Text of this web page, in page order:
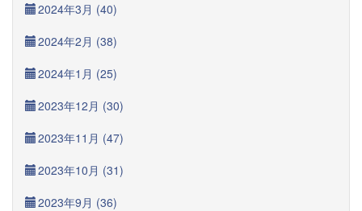
2024年3月 (40)
2024年2月 (38)
2024年1月 (25)
2023年12月 (30)
2023年11月 (47)
2023年10月 (31)
2023年9月 (36)